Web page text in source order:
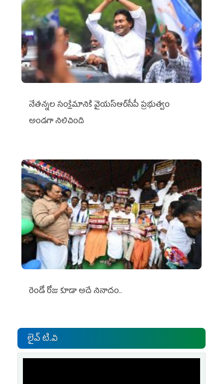
నేతన్నల సంక్షేమానికి వైయ‌స్ఆర్‌సీపీ ప్రభుత్వం
అండగా నిలిచింది
రెండో రోజు కూడా అదే నినాదం..
లైవ్ టి.వి